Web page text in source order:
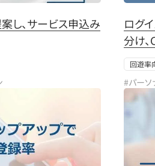
し、サービス申込み
ログ
分け
回遊率
#パーソ